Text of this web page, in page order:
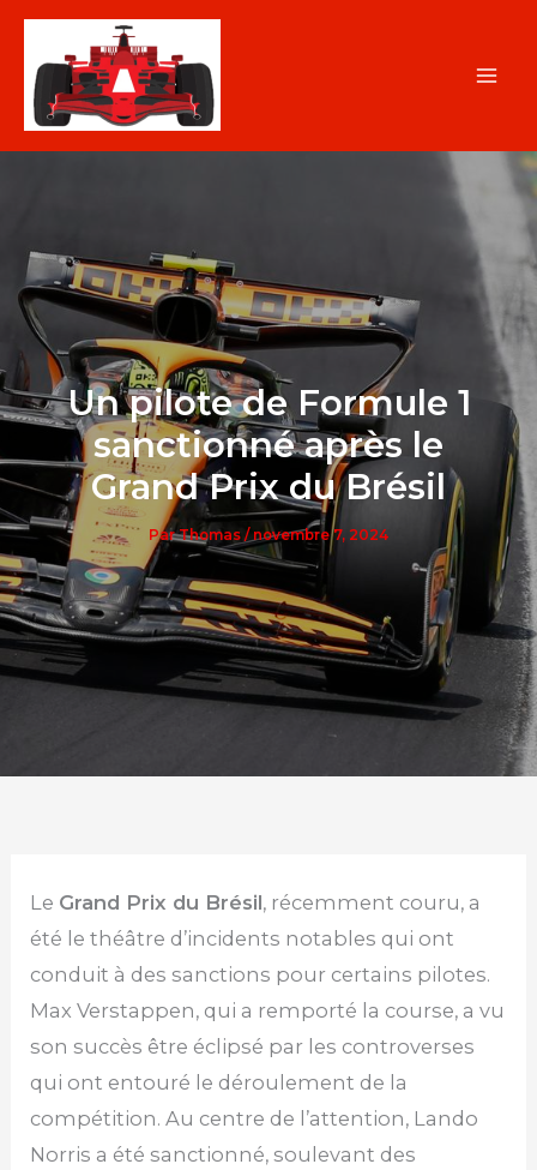
Aller
contenu
Un pilote de Formule 1
sanctionné après le
Grand Prix du Brésil
ParThomas /novembre 7, 2024
Le Grand Prix du Brésil, récemment couru, a
été le théâtre d’incidents notables qui ont
conduit à des sanctions pour certains pilotes.
Max Verstappen, qui a remporté la course, a vu
son succès être éclipsé par les controverses
qui ont entouré le déroulement de la
compétition. Au centre de l’attention, Lando
Norris a été sanctionné, soulevant des